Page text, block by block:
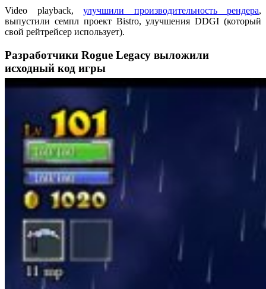
Video playback, улучшили производительность рендера,
выпустили семпл проект Bistro, улучшения DDGI (который
свой рейтрейсер использует).
Разработчики Rogue Legacy выложили
исходный код игры